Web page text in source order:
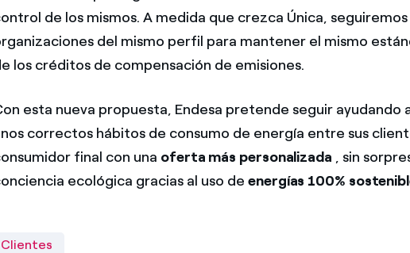
de los mismos. A medida que crezca Única,
del mismo perfil para mantener el mismo
los créditos de compensación de emisiones.
esta nueva propuesta, Endesa pretende seguir ayudando
correctos hábitos de consumo de energía entre sus
final con una oferta más personalizada , sin
ecológica gracias al uso deenergías 100%
Clientes